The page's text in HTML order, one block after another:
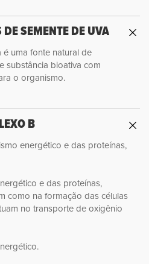
SEMENTE DE UVA
uma fonte natural de
substância bioativa com
o organismo.
B
energético e das proteínas,
e das proteínas,
como na formação das células
no transporte de oxigênio